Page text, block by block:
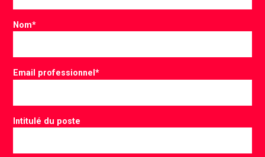
Nom*
Email professionnel*
Intitulé du poste